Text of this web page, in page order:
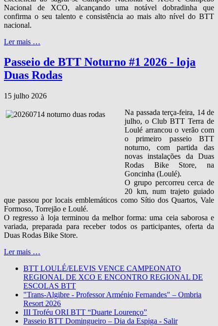
Nacional de XCO, alcançando uma notável dobradinha que
confirma o seu talento e consistência ao mais alto nível do BTT
nacional.
Ler mais …
Passeio de BTT Noturno #1 2026 - loja
Duas Rodas
15 julho 2026
Na passada terça‑feira, 14 de
julho, o Club BTT Terra de
Loulé arrancou o verão com
o primeiro passeio BTT
noturno, com partida das
novas instalações da Duas
Rodas Bike Store, na
Goncinha (Loulé).
O grupo percorreu cerca de
20 km, num trajeto guiado
que passou por locais emblemáticos como Sítio dos Quartos, Vale
Formoso, Torrejão e Loulé.
O regresso à loja terminou da melhor forma: uma ceia saborosa e
variada, preparada para receber todos os participantes, oferta da
Duas Rodas Bike Store.
Ler mais …
BTT LOULÉ/ELEVIS VENCE CAMPEONATO
REGIONAL DE XCO E ENCONTRO REGIONAL DE
ESCOLAS BTT
"Trans-Algibre - Professor Arménio Fernandes" – Ombria
Resort 2026
III Troféu ORI BTT “Duarte Lourenço”
Passeio BTT Domingueiro – Dia da Espiga - Salir